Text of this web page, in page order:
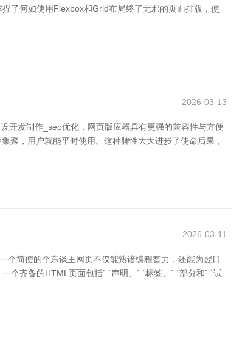
了何如使用Flexbox和Grid布局终了无邪的页面排版，使
2026-03-13
开发制作_seo优化，网页版应器具有更强的兼容性与方便
聚，用户就能平时使用。这种脾性大大进步了使命后果，
2026-03-11
个简便的个东谈主网页不仅能熟谙编程智力，还能为翌日
个齐备的HTML页面包括` `声明、` `标签、` `部分和` `试